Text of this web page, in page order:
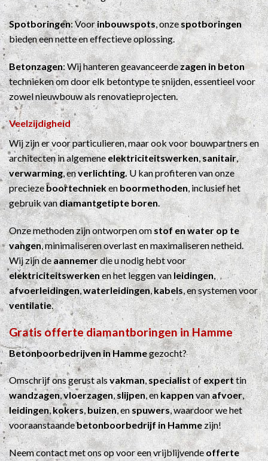
Spotboringen: Voorinbouwspots, onzespotboringen
bieden een nette en effectieve oplossing.
Betonzagen: Wij hanteren geavanceerde zagen in beton
technieken om door elk betontype te snijden, essentieel voor
zowel nieuwbouw als renovatieprojecten.
Veelzijdigheid
Wij zijn er voor particulieren, maar ook voor bouwpartners en
architecten in algemeneelektriciteitswerken,sanitair,
verwarming, enverlichting.U kan profiteren van onze
preciezeboortechniekenboormethoden, inclusief het
gebruik vandiamantgetipte boren.
Onze methoden zijn ontworpen omstof en water op te
vangen, minimaliseren overlast en maximaliseren netheid.
Wij zijn deaannemerdie u nodig hebt voor
elektriciteitswerkenen het leggen vanleidingen,
afvoerleidingen,waterleidingen,kabels, en systemen voor
ventilatie.
Gratis offerte diamantboringen in Hamme
Betonboorbedrijven in Hammegezocht?
Omschrijf ons gerust alsvakman,specialistofexperttin
wandzagen,vloerzagen,slijpen, enkappenvanafvoer,
leidingen,kokers,buizen, enspuwers, waardoor we het
vooraanstaandebetonboorbedrijf in Hammezijn!
Neem contact met ons op voor een vrijblijvendeofferte